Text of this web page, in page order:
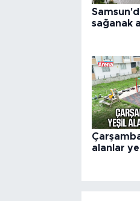
sağanak
alanlar